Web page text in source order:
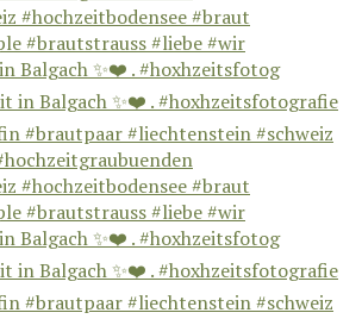
Balgach ✨❤️ . #hoxhzeitsfotog
Balgach ✨❤️ . #hoxhzeitsfotog